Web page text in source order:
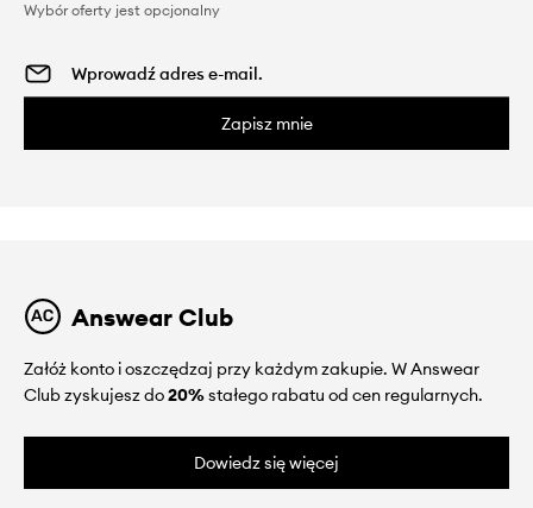
Wybór oferty jest opcjonalny
Zapisz mnie
Answear Club
Załóż konto i oszczędzaj przy każdym zakupie. W Answear
Club zyskujesz do20%stałego rabatu od cen regularnych.
Dowiedz się więcej